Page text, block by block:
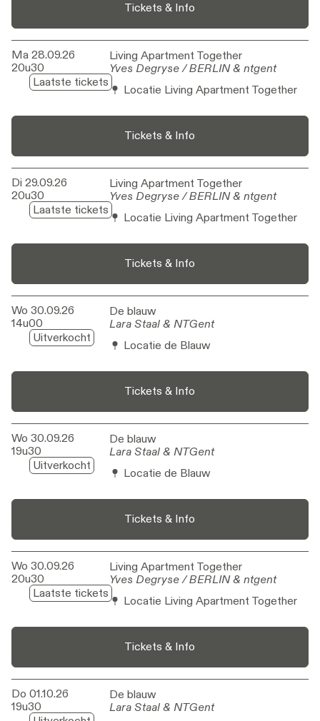
Tickets & Info
Ma 28.09.26
20u30
Living Apartment Together
Living Apartment Together
Yves Degryse / BERLIN & ntgent
Yves Degryse / BERLIN & ntgent
Locatie Living Apartment Together
Laatste tickets
Tickets & Info
Di 29.09.26
20u30
Living Apartment Together
Living Apartment Together
Yves Degryse / BERLIN & ntgent
Yves Degryse / BERLIN & ntgent
Locatie Living Apartment Together
Laatste tickets
Tickets & Info
Wo 30.09.26
14u00
De blauw
De blauw
Lara Staal & NTGent
Lara Staal & NTGent
Locatie de Blauw
Uitverkocht
Tickets & Info
Wo 30.09.26
19u30
De blauw
De blauw
Lara Staal & NTGent
Lara Staal & NTGent
Locatie de Blauw
Uitverkocht
Tickets & Info
Wo 30.09.26
20u30
Living Apartment Together
Living Apartment Together
Yves Degryse / BERLIN & ntgent
Yves Degryse / BERLIN & ntgent
Locatie Living Apartment Together
Laatste tickets
Tickets & Info
Do 01.10.26
19u30
De blauw
De blauw
Lara Staal & NTGent
Lara Staal & NTGent